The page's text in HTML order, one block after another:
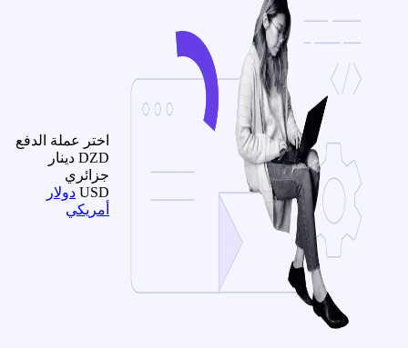
اختر عملة الدفع
DZD دينار
جزائري
USD دولار
أمريكي